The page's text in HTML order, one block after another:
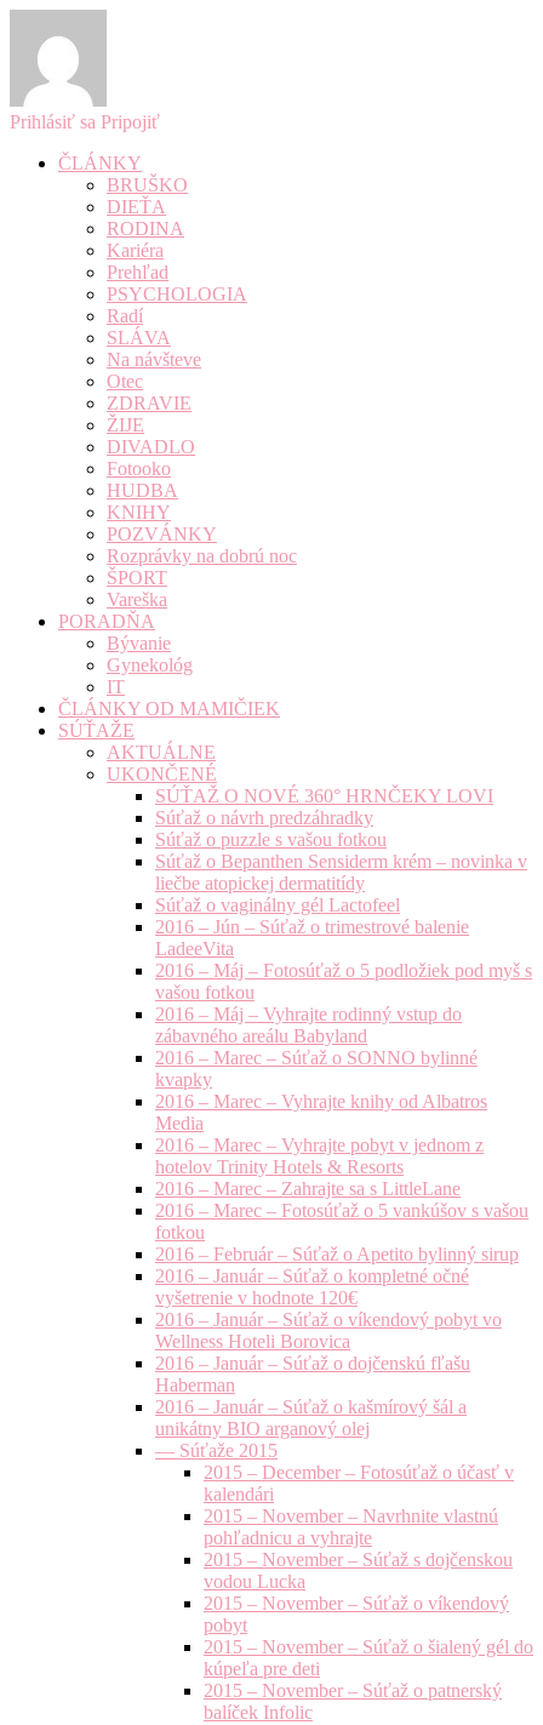
Prihlásiť sa Pripojiť
ČLÁNKY
BRUŠKO
DIEŤA
RODINA
Kariéra
Prehľad
PSYCHOLOGIA
Radí
SLÁVA
Na návšteve
Otec
ZDRAVIE
ŽIJE
DIVADLO
Fotooko
HUDBA
KNIHY
POZVÁNKY
Rozprávky na dobrú noc
ŠPORT
Vareška
PORADŇA
Bývanie
Gynekológ
IT
ČLÁNKY OD MAMIČIEK
SÚŤAŽE
AKTUÁLNE
UKONČENÉ
SÚŤAŽ O NOVÉ 360° HRNČEKY LOVI
Súťaž o návrh predzáhradky
Súťaž o puzzle s vašou fotkou
Súťaž o Bepanthen Sensiderm krém – novinka v
liečbe atopickej dermatitídy
Súťaž o vaginálny gél Lactofeel
2016 – Jún – Súťaž o trimestrové balenie
LadeeVita
2016 – Máj – Fotosúťaž o 5 podložiek pod myš s
vašou fotkou
2016 – Máj – Vyhrajte rodinný vstup do
zábavného areálu Babyland
2016 – Marec – Súťaž o SONNO bylinné
kvapky
2016 – Marec – Vyhrajte knihy od Albatros
Media
2016 – Marec – Vyhrajte pobyt v jednom z
hotelov Trinity Hotels & Resorts
2016 – Marec – Zahrajte sa s LittleLane
2016 – Marec – Fotosúťaž o 5 vankúšov s vašou
fotkou
2016 – Február – Súťaž o Apetito bylinný sirup
2016 – Január – Súťaž o kompletné očné
vyšetrenie v hodnote 120€
2016 – Január – Súťaž o víkendový pobyt vo
Wellness Hoteli Borovica
2016 – Január – Súťaž o dojčenskú fľašu
Haberman
2016 – Január – Súťaž o kašmírový šál a
unikátny BIO arganový olej
— Súťaže 2015
2015 – December – Fotosúťaž o účasť v
kalendári
2015 – November – Navrhnite vlastnú
pohľadnicu a vyhrajte
2015 – November – Súťaž s dojčenskou
vodou Lucka
2015 – November – Súťaž o víkendový
pobyt
2015 – November – Súťaž o šialený gél do
kúpeľa pre deti
2015 – November – Súťaž o patnerský
balíček Infolic